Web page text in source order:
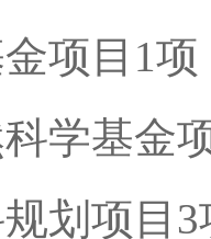
项目1
学基金
划项目